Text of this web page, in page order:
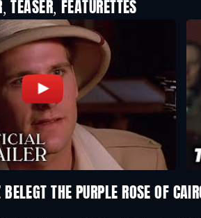
TEASER, FEATURETTES
THE PURPLE ROSE OF